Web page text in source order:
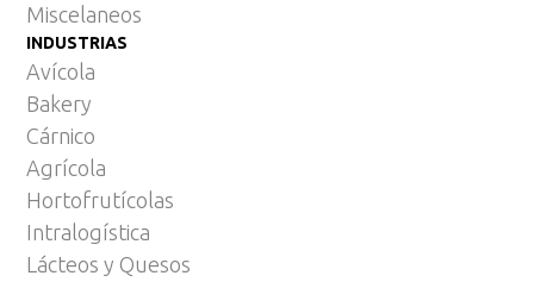
Miscelaneos
INDUSTRIAS
Avícola
Bakery
Cárnico
Agrícola
Hortofrutícolas
Intralogística
Lácteos y Quesos